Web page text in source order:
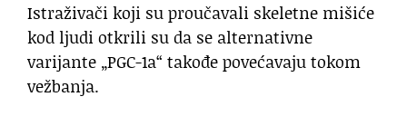
Istraživači koji su proučavali skeletne mišiće
kod ljudi otkrili su da se alternativne
varijante „PGC-1a“ takođe povećavaju tokom
vežbanja.